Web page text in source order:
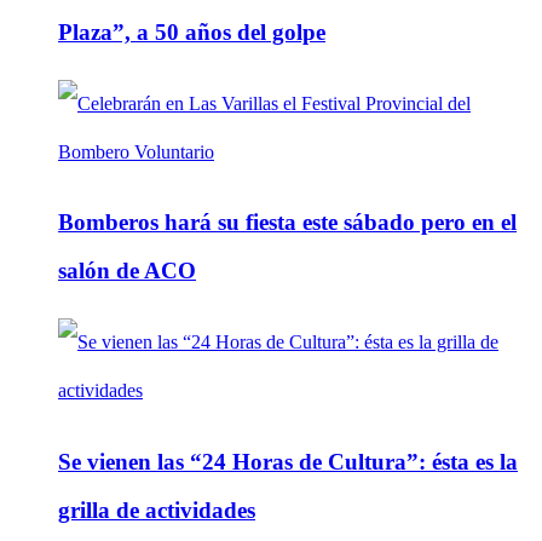
Plaza”, a 50 años del golpe
Bomberos hará su fiesta este sábado pero en el
salón de ACO
Se vienen las “24 Horas de Cultura”: ésta es la
grilla de actividades